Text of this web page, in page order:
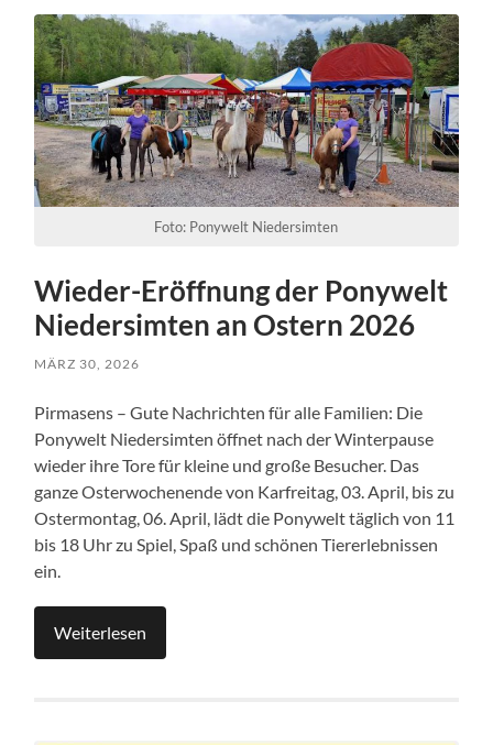
Foto: Ponywelt Niedersimten
Wieder-Eröffnung der Ponywelt
Niedersimten an Ostern 2026
MÄRZ 30, 2026
Pirmasens – Gute Nachrichten für alle Familien: Die
Ponywelt Niedersimten öffnet nach der Winterpause
wieder ihre Tore für kleine und große Besucher. Das
ganze Osterwochenende von Karfreitag, 03. April, bis zu
Ostermontag, 06. April, lädt die Ponywelt täglich von 11
bis 18 Uhr zu Spiel, Spaß und schönen Tiererlebnissen
ein.
Weiterlesen